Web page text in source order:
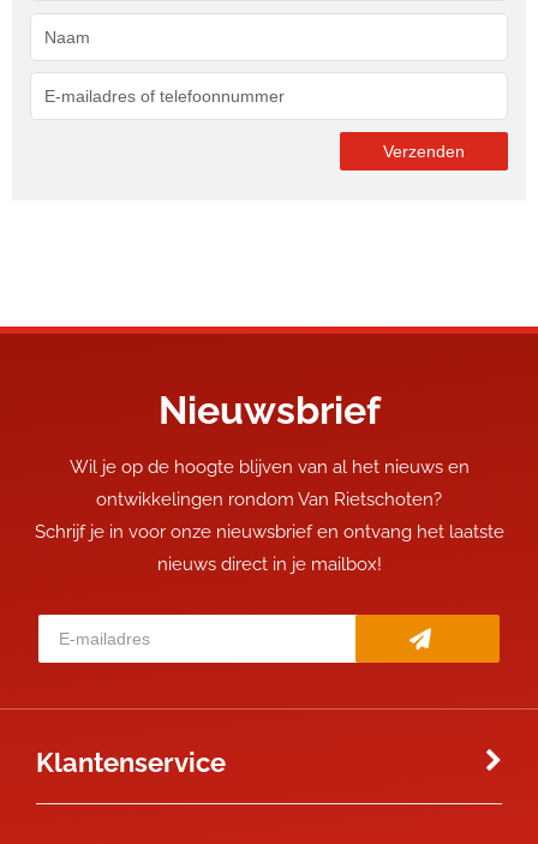
Nieuwsbrief
Wil je op de hoogte blijven van al het nieuws en
ontwikkelingen rondom Van Rietschoten?
Schrijf je in voor onze nieuwsbrief en ontvang het laatste
nieuws direct in je mailbox!
Klantenservice